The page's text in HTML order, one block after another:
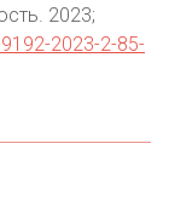
2023;
2023-2-85-